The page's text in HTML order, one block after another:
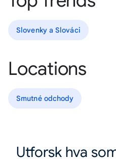
Slovenky a Slováci
Locations
Smutné odchody
Utforsk hva